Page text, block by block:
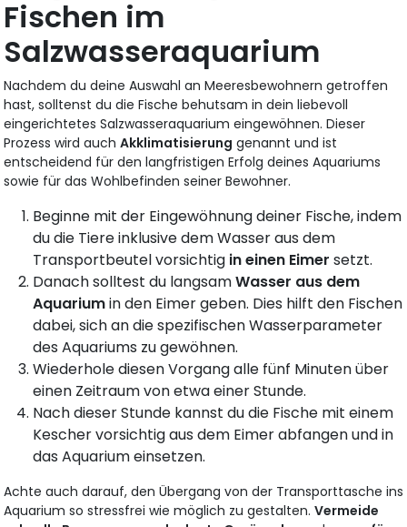
Fischen im
Salzwasseraquarium
Nachdem du deine Auswahl an Meeresbewohnern getroffen
hast, solltenst du die Fische behutsam in dein liebevoll
eingerichtetes Salzwasseraquarium eingewöhnen. Dieser
Prozess wird auchAkklimatisierung genannt und ist
entscheidend für den langfristigen Erfolg deines Aquariums
sowie für das Wohlbefinden seiner Bewohner.
Beginne mit der Eingewöhnung deiner Fische, indem
du die Tiere inklusive dem Wasser aus dem
Transportbeutel vorsichtig in einen Eimer setzt.
Danach solltest du langsamWasser aus dem
Aquariumin den Eimer geben. Dies hilft den Fischen
dabei, sich an die spezifischen Wasserparameter
des Aquariums zu gewöhnen.
Wiederhole diesen Vorgang alle fünf Minuten über
einen Zeitraum von etwa einer Stunde.
Nach dieser Stunde kannst du die Fische mit einem
Kescher vorsichtig aus dem Eimer abfangen und in
das Aquarium einsetzen.
Achte auch darauf, den Übergang von der Transporttasche ins
Aquarium so stressfrei wie möglich zu gestalten.Vermeide